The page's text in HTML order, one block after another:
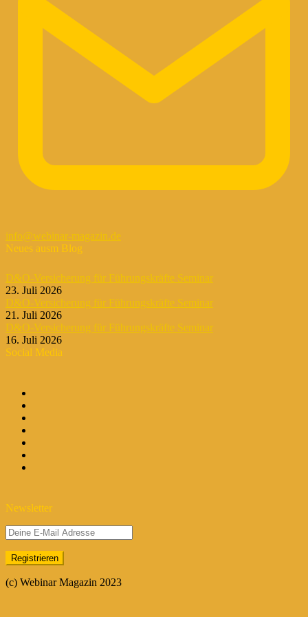
info@webinar-magazin.de
Neues ausm Blog
D&O-Versicherung für Führungskräfte Seminar
23. Juli 2026
D&O-Versicherung für Führungskräfte Seminar
21. Juli 2026
D&O-Versicherung für Führungskräfte Seminar
16. Juli 2026
Social Media
Newsletter
(c) Webinar Magazin 2023